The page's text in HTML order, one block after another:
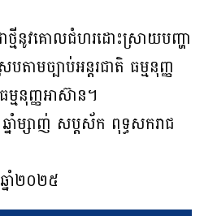
មីនូវគោលជំហរដោះស្រាយបញ្ហា
ាមច្បាប់អន្តរជាតិ ធម្មនុញ្ញ
មនុញ្ញអាស៊ាន។
ាំម្សាញ់ សប្តស័ក ពុទ្ធសករាជ
ាំ២០២៥